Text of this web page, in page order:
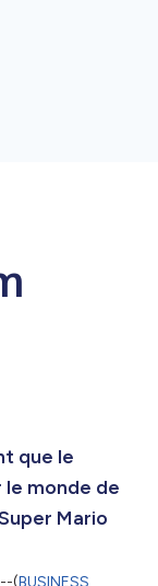
que le
le monde de
Mario
(BUSINESS